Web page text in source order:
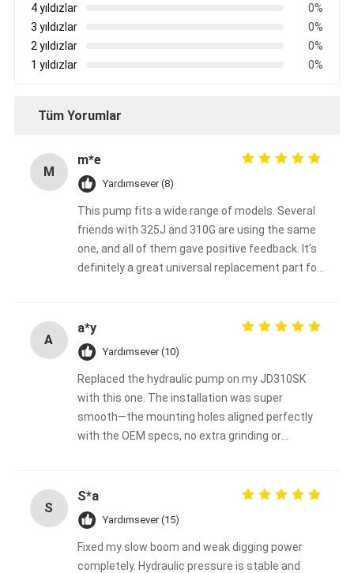
4 yıldızlar
0%
3 yıldızlar
0%
2 yıldızlar
0%
1 yıldızlar
0%
Tüm Yorumlar
M
m*e
Yardımsever (8)
This pump fits a wide range of models. Several
friends with 325J and 310G are using the same
one, and all of them gave positive feedback. It’s
definitely a great universal replacement part for
A
a*y
Yardımsever (10)
Replaced the hydraulic pump on my JD310SK
with this one. The installation was super
smooth—the mounting holes aligned perfectly
with the OEM specs, no extra grinding or
S
S*a
Yardımsever (15)
Fixed my slow boom and weak digging power
completely. Hydraulic pressure is stable and